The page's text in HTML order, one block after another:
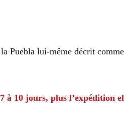
Puebla lui-même décrit
10 jours, plus l’expédition